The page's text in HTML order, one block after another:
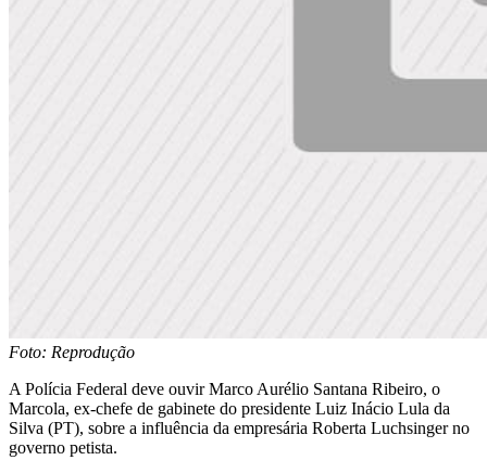
Foto: Reprodução
A Polícia Federal deve ouvir Marco Aurélio Santana Ribeiro, o
Marcola, ex-chefe de gabinete do presidente Luiz Inácio Lula da
Silva (PT), sobre a influência da empresária Roberta Luchsinger no
governo petista.